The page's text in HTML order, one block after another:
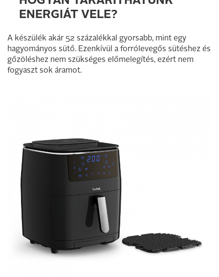
ENERGIÁT VELE?
A készülék akár 52 százalékkal gyorsabb, mint egy
hagyományos sütő. Ezenkívül a forrólevegős sütéshez és
gőzöléshez nem szükséges előmelegítés, ezért nem
fogyaszt sok áramot.